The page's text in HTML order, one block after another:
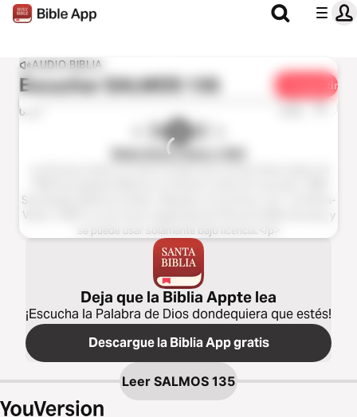
AUDIO BIBLIA
Escuchar SALMOS 135 Compartir
0:00 1x
Biblia Reina Valera 1960
Sociedades Bíblicas Unidas. Utilizado con permiso.</p> <p>Reina-
Valera 1960® es una marca registrada de American Bible Society, y
se puede usar solamente bajo licencia.</p>
Deja que la Biblia Appte lea
¡Escucha la Palabra de Dios dondequiera que estés!
Descargue la Biblia App gratis
Leer SALMOS 135